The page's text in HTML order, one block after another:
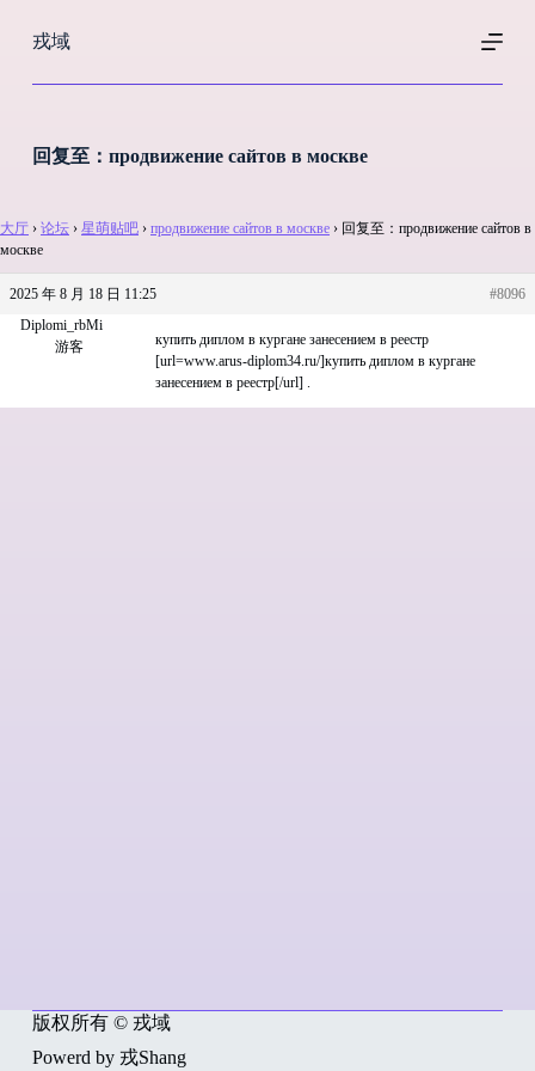
过
戎域
回复至：продвижение сайтов в москве
大厅 › 论坛 › 星萌贴吧 › продвижение сайтов в москве › 回复至：продвижение сайтов в
москве
2025 年 8 月 18 日 11:25
#8096
Diplomi_rbMi
游客
купить диплом в кургане занесением в реестр
[url=www.arus-diplom34.ru/]купить диплом в кургане
занесением в реестр[/url] .
版权所有 © 戎域
Powerd by 戎Shang